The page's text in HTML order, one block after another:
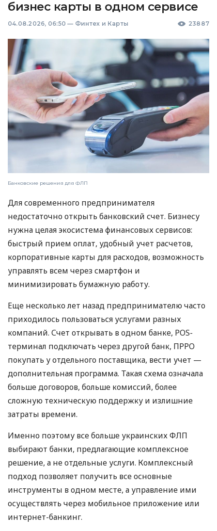
бизнес карты в одном сервисе
04.08.2026, 06:50 — Финтех и Карты 23887
Банковские решения для ФЛП
Для современного предпринимателя
недостаточно открыть банковский счет. Бизнесу
нужна целая экосистема финансовых сервисов:
быстрый прием оплат, удобный учет расчетов,
корпоративные карты для расходов, возможность
управлять всем через смартфон и
минимизировать бумажную работу.
Еще несколько лет назад предпринимателю часто
приходилось пользоваться услугами разных
компаний. Счет открывать в одном банке, POS-
терминал подключать через другой банк, ПРРО
покупать у отдельного поставщика, вести учет —
дополнительная программа. Такая схема означала
больше договоров, больше комиссий, более
сложную техническую поддержку и излишние
затраты времени.
Именно поэтому все больше украинских ФЛП
выбирают банки, предлагающие комплексное
решение, а не отдельные услуги. Комплексный
подход позволяет получить все основные
инструменты в одном месте, а управление ими
осуществлять через мобильное приложение или
интернет-банкинг.